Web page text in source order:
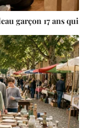
garçon 17 ans qui